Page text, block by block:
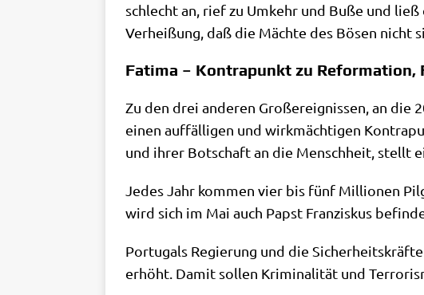
schlecht an, rief zu Umkehr und Buße und
Ver­hei­ßung, daß die Mäch­te des Bösen nicht
Fatima – Kontrapunkt zu
Zu den drei ande­ren Groß­ereig­nis­sen, an
einen auf­fäl­li­gen und wirk­mäch­ti­gen
und ihrer Bot­schaft an die Mensch­heit, stellt
Jedes Jahr kom­men vier bis fünf Mil­lio­nen
wird sich im Mai auch Papst Fran­zis­kus
Por­tu­gals Regie­rung und die
erhöht. Damit sol­len Kri­mi­na­li­tät und